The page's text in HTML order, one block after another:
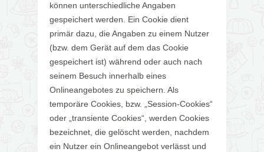
können unterschiedliche Angaben
gespeichert werden. Ein Cookie dient
primär dazu, die Angaben zu einem Nutzer
(bzw. dem Gerät auf dem das Cookie
gespeichert ist) während oder auch nach
seinem Besuch innerhalb eines
Onlineangebotes zu speichern. Als
temporäre Cookies, bzw. „Session-Cookies“
oder „transiente Cookies“, werden Cookies
bezeichnet, die gelöscht werden, nachdem
ein Nutzer ein Onlineangebot verlässt und